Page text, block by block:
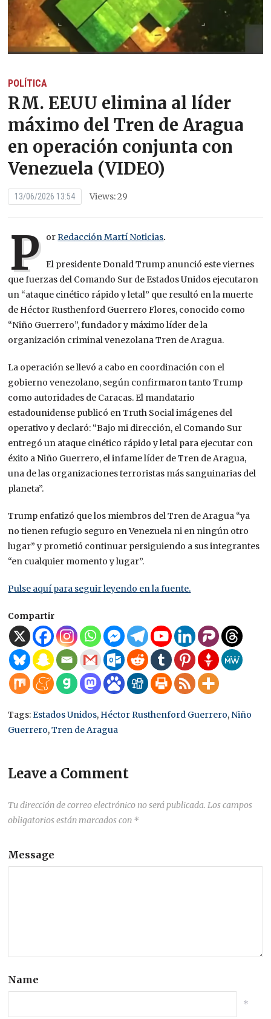
POLÍTICA
RM. EEUU elimina al líder
máximo del Tren de Aragua
en operación conjunta con
Venezuela (VIDEO)
13/06/2026 13:54 Views: 29
P orRedacción Martí Noticias.
El presidente Donald Trump anunció este viernes
que fuerzas del Comando Sur de Estados Unidos ejecutaron
un “ataque cinético rápido y letal” que resultó en la muerte
de Héctor Rusthenford Guerrero Flores, conocido como
“Niño Guerrero”, fundador y máximo líder de la
organización criminal venezolana Tren de Aragua.
La operación se llevó a cabo en coordinación con el
gobierno venezolano, según confirmaron tanto Trump
como autoridades de Caracas. El mandatario
estadounidense publicó en Truth Social imágenes del
operativo y declaró: “Bajo mi dirección, el Comando Sur
entregó un ataque cinético rápido y letal para ejecutar con
éxito a Niño Guerrero, el infame líder de Tren de Aragua,
una de las organizaciones terroristas más sanguinarias del
planeta”.
Trump enfatizó que los miembros del Tren de Aragua “ya
no tienen refugio seguro en Venezuela ni en ningún otro
lugar” y prometió continuar persiguiendo a sus integrantes
“en cualquier momento y lugar”.
“At my direction, the United States
Southern Command delivered a swift and
lethal kinetic strike to successfully execute
Tren De Aragua, one of the most
Planet Earth.” – President DONALD J.
TRUMP
pic.twitter.com/3R5IPxhPXX
— The White House (@WhiteHouse)
Pulse aquí para seguir leyendo en la fuente.
Compartir
Tags:Estados Unidos, Héctor Rusthenford Guerrero, Niño
Guerrero,Tren de Aragua
Leave a Comment
Tu dirección de correo electrónico no será publicada. Los campos
obligatorios están marcados con *
Message
Name
*